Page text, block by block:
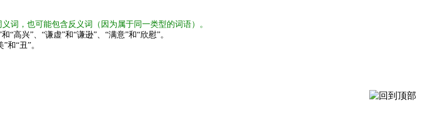
词，也可能包含反义词（因为属于同一类型的词语）。
高兴”、“谦虚”和“谦逊”、“满意”和“欣慰”。
和“丑”。